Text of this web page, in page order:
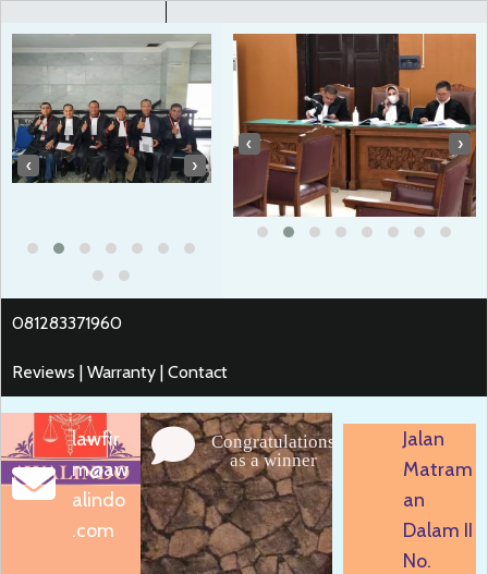
‹ ›
‹ ›
081283371960
Reviews | Warranty | Contact
lawfir
m@aw
alindo
.com
Congratulations
as a winner
Jalan
Matram
an
Dalam II
No.